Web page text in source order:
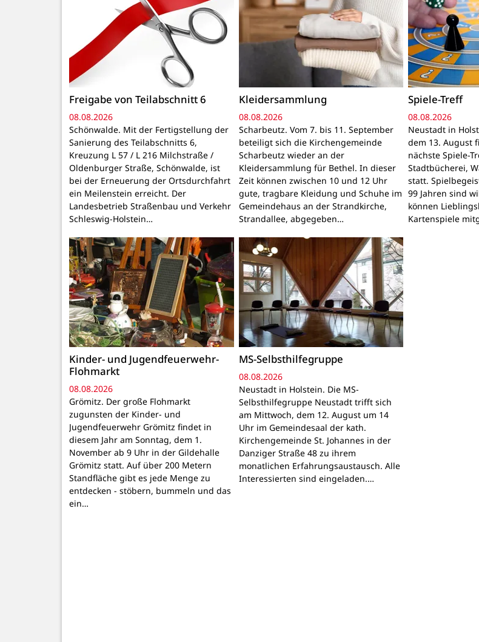
Freigabe von Teilabschnitt 6
08.08.2026
Schönwalde. Mit der Fertigstellung der
Sanierung des Teilabschnitts 6,
Kreuzung L 57 / L 216 Milchstraße /
Oldenburger Straße, Schönwalde, ist
bei der Erneuerung der Ortsdurchfahrt
ein Meilenstein erreicht. Der
Landesbetrieb Straßenbau und Verkehr
Schleswig-Holstein…
Kleidersammlung
08.08.2026
Scharbeutz. Vom 7. bis 11. September
beteiligt sich die Kirchengemeinde
Scharbeutz wieder an der
Kleidersammlung für Bethel. In dieser
Zeit können zwischen 10 und 12 Uhr
gute, tragbare Kleidung und Schuhe im
Gemeindehaus an der Strandkirche,
Strandallee, abgegeben…
Spiele-Treff
08.08.2026
Neustadt in
dem 13. August
nächste Spiele-
Stadtbücherei,
statt.
99 Jahren sind
können
Kartenspiele
Kinder- und Jugendfeuerwehr-
Flohmarkt
08.08.2026
Grömitz. Der große Flohmarkt
zugunsten der Kinder- und
Jugendfeuerwehr Grömitz findet in
diesem Jahr am Sonntag, dem 1.
November ab 9 Uhr in der Gildehalle
Grömitz statt. Auf über 200 Metern
Standfläche gibt es jede Menge zu
entdecken - stöbern, bummeln und das
ein…
MS-Selbsthilfegruppe
08.08.2026
Neustadt in Holstein. Die MS-
Selbsthilfegruppe Neustadt trifft sich
am Mittwoch, dem 12. August um 14
Uhr im Gemeindesaal der kath.
Kirchengemeinde St. Johannes in der
Danziger Straße 48 zu ihrem
monatlichen Erfahrungsaustausch. Alle
Interessierten sind eingeladen.…